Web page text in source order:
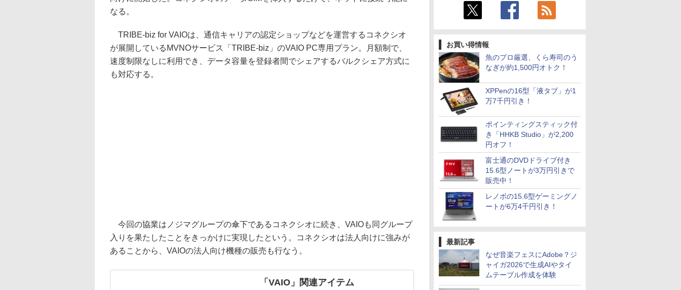
お買い得情報
魚のプロ厳選、くら寿司のう
なぎが約1,500円オトク！
XPPenの16型「液タブ」が1
万7千円引き！
ポインティングスティック付
き「HHKB Studio」が2,200
円オフ！
富士通のDVDドライブ付き
15.6型ノートが3万円引きで
販売中！
レノボの15.6型ゲーミングノ
ートが6万4千円引き！
最新記事
なぜ音楽フェスにAdobe？ジ
ャイガ2026で生成AIやタイ
ムテーブル作成を体験
なる。
TRIBE-biz for VAIOは、通信キャリアの認定ショップなどを運営するコネクシオ
が展開しているMVNOサービス「TRIBE-biz」のVAIO PC専用プラン。月額制で、
速度制限なしに利用でき、データ容量を登録者間でシェアするバルクシェア方式に
も対応する。
今回の協業はノジマグループの傘下であるコネクシオに続き、VAIOも同グループ
入りを果たしたことをきっかけに実現したという。コネクシオは法人向けに強みが
あることから、VAIOの法人向け機種の販売も行なう。
「VAIO」関連アイテム